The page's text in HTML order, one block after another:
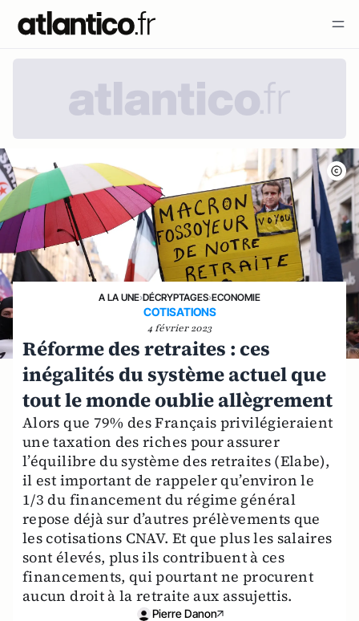
A LA UNE›DÉCRYPTAGES›ECONOMIE
COTISATIONS
4 février 2023
Réforme des retraites : ces
inégalités du système actuel que
tout le monde oublie allègrement
Alors que 79% des Français privilégieraient
une taxation des riches pour assurer
l’équilibre du système des retraites (Elabe),
il est important de rappeler qu’environ le
1/3 du financement du régime général
repose déjà sur d’autres prélèvements que
les cotisations CNAV. Et que plus les salaires
sont élevés, plus ils contribuent à ces
financements, qui pourtant ne procurent
aucun droit à la retraite aux assujettis.
Pierre Danon